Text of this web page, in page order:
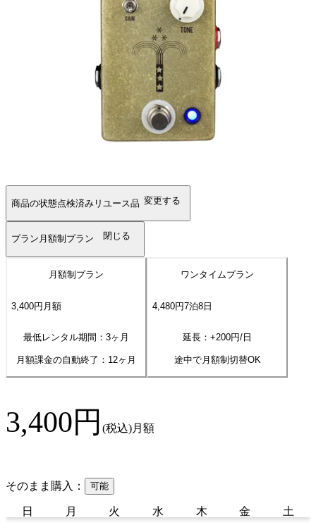
商品の状態点検済みリユース品 変更する
プラン 月額制プラン 閉じる
月額制プラン
3,400円 月額
最低レンタル期間：3ヶ月
月額課金の自動終了： 12ヶ月
ワンタイムプラン
4,480円7泊8日
延長：+200円/日
途中で月額制切替OK
3,400円 (税込)月額
そのまま購入： 可能
日 月 火 水 木 金 土